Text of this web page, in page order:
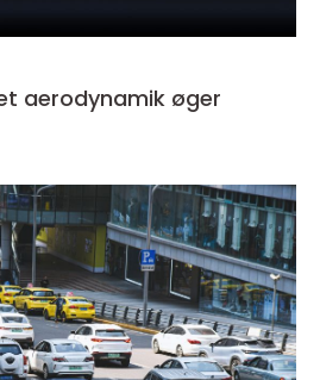
aerodynamik øger